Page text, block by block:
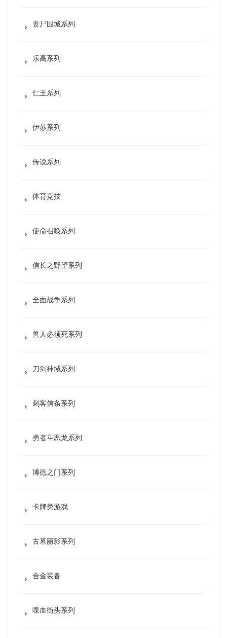
丧尸围城系列
乐高系列
仁王系列
伊苏系列
传说系列
体育竞技
使命召唤系列
信长之野望系列
全面战争系列
兽人必须死系列
刀剑神域系列
刺客信条系列
勇者斗恶龙系列
博德之门系列
卡牌类游戏
古墓丽影系列
合金装备
喋血街头系列